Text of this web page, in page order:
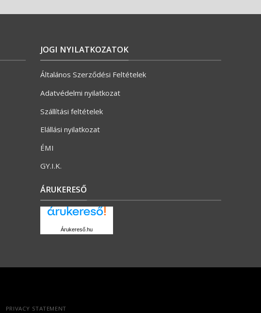
JOGI NYILATKOZATOK
Általános Szerződési Feltételek
Adatvédelmi nyilatkozat
Szállítási feltételek
Elállási nyilatkozat
ÉMI
GY.I.K.
ÁRUKERESŐ
Árukereső.hu
PRIVACY STATEMENT